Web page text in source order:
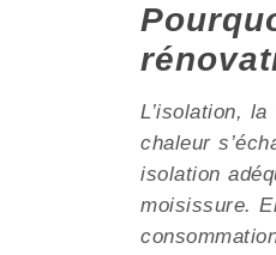
L’isolation,
chaleur
isolation
moisissure.